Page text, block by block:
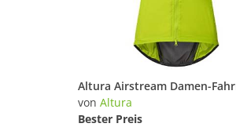
von Altura
Bester Preis